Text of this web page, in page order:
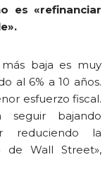
es «refinanciar
baja es muy
al 6% a 10 años.
esfuerzo fiscal.
bajando
reduciendo la
de Wall Street»,